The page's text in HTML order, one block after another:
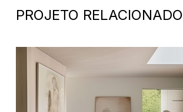
PROJETO RELACIONADO